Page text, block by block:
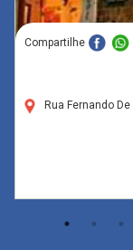
Compartilhe
Rua Fernando